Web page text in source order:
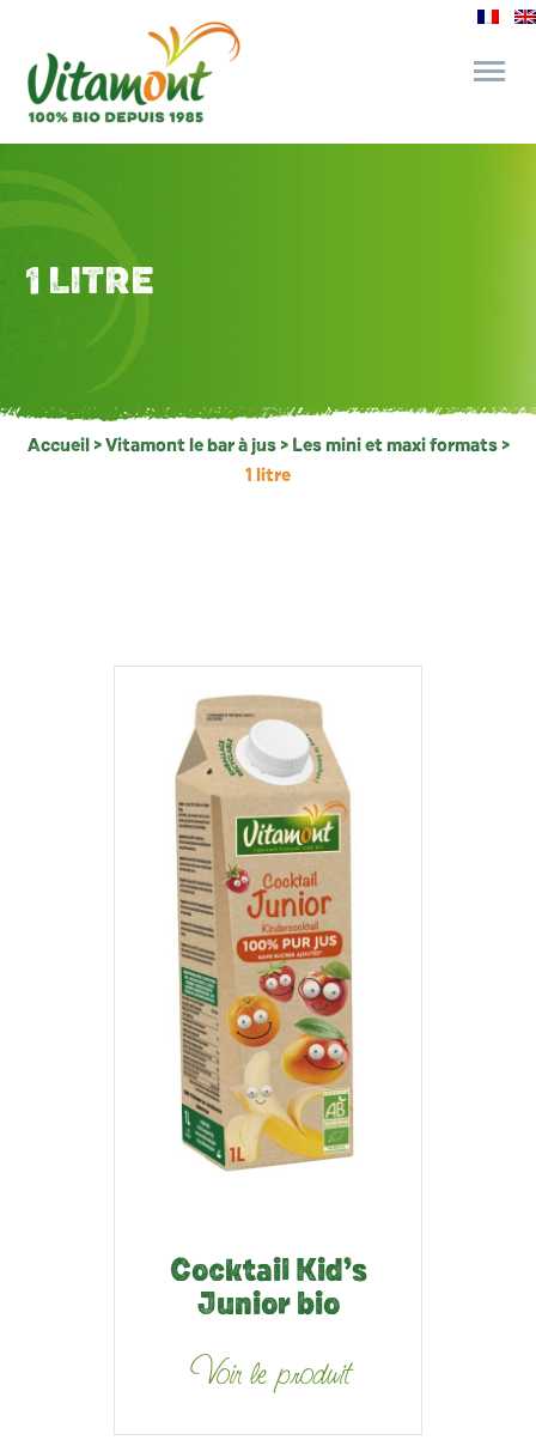
1 LITRE
Accueil >Vitamont le bar à jus> Les mini et maxi formats>
1 litre
Cocktail Kid’s
Junior bio
Voir le produit